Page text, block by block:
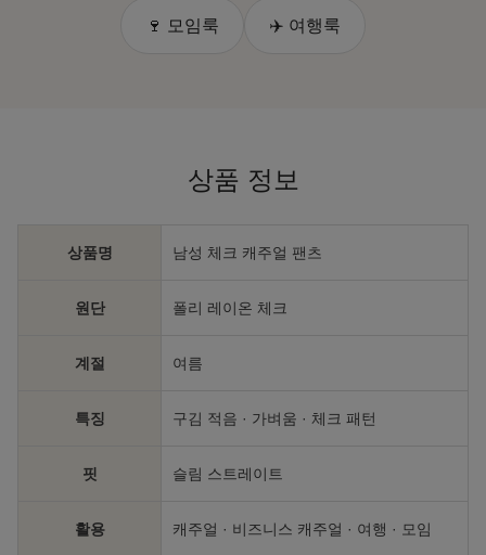
🍷 모임룩 ✈️ 여행룩
상품 정보
상품명 남성 체크 캐주얼 팬츠
원단 폴리 레이온 체크
계절 여름
특징 구김 적음 · 가벼움 · 체크 패턴
핏 슬림 스트레이트
활용 캐주얼 · 비즈니스 캐주얼 · 여행 · 모임